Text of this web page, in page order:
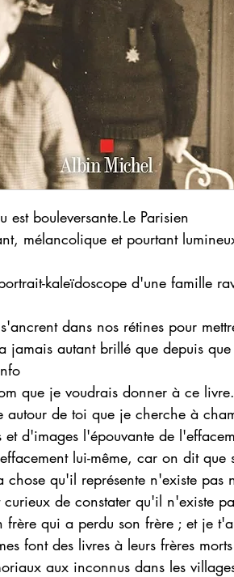
est bouleversante.Le Parisien
mélancolique et pourtant
kaleïdoscope d'une famille
dans nos rétines pour
jamais autant brillé que depuis
que je voudrais donner à ce livre.
autour de toi que je cherche à
et d'images l'épouvante de
lui-même, car on dit que
chose qu'il représente n'existe pas
curieux de constater qu'il n'existe
frère qui a perdu son frère ; et je
font des livres à leurs frères
aux inconnus dans les